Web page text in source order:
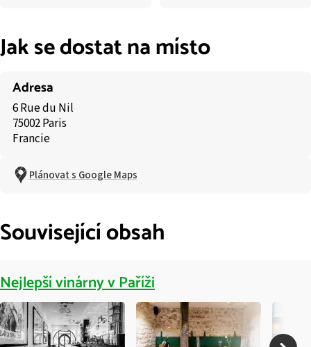
Jak se dostat na místo
Adresa
6 Rue du Nil
75002 Paris
Francie
Plánovat s Google Maps
Související obsah
Nejlepší vinárny v Paříži